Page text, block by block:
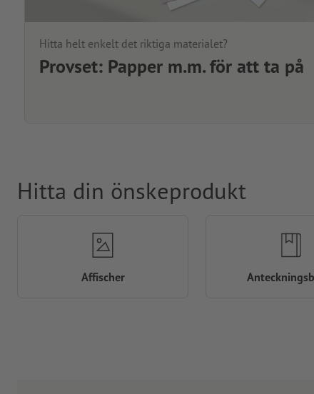
Hitta helt enkelt det riktiga materialet?
Provset: Papper m.m. för att ta på
Hitta din önskeprodukt
Affischer